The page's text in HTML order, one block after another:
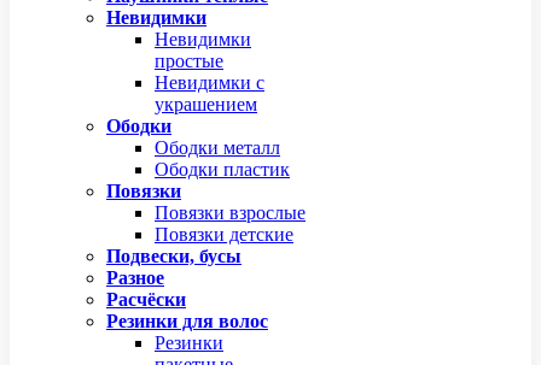
Невидимки
Невидимки
простые
Невидимки с
украшением
Ободки
Ободки металл
Ободки пластик
Повязки
Повязки взрослые
Повязки детские
Подвески, бусы
Разное
Расчёски
Резинки для волос
Резинки